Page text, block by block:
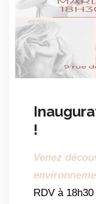
!
Venez
RDV à